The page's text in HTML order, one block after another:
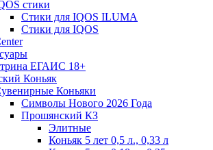
стики
Стики для IQOS ILUMA
Стики для IQOS
ЕГАИС 18+
Коньяк
Коньяки
Символы Нового 2026 Года
Прошянский КЗ
Элитные
Коньяк 5 лет 0,5 л., 0,33 л